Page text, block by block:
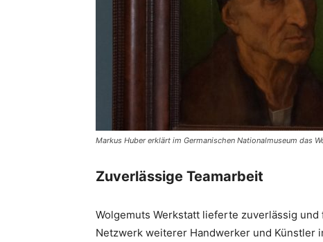
Markus Huber erklärt im Germanischen Nationalmuseum das
Zuverlässige Teamarbeit
Wolgemuts Werkstatt lieferte zuverlässig
Netzwerk weiterer Handwerker und Künstler